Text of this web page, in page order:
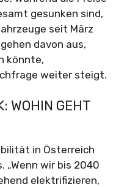
gesunken sind,
seit März
davon aus,
könnte,
weiter steigt.
WOHIN GEHT
in Österreich
„Wenn wir bis 2040
elektrifizieren,